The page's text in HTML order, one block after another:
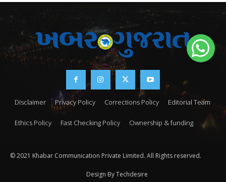
Disclaimer Privacy Policy Corrections Policy Editorial Team
Ethics Policy Fast Checking Policy Ownership & funding
© 2021 Khabar Communication Private Limited. All Rights reserved.
Design By Techdesire